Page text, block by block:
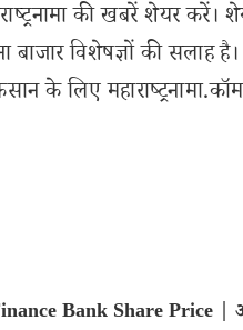
की खबरें शेयर करें।
विशेषज्ञों की सलाह है।
के लिए महाराष्ट्रनामा.कॉम
Bank Share Price |